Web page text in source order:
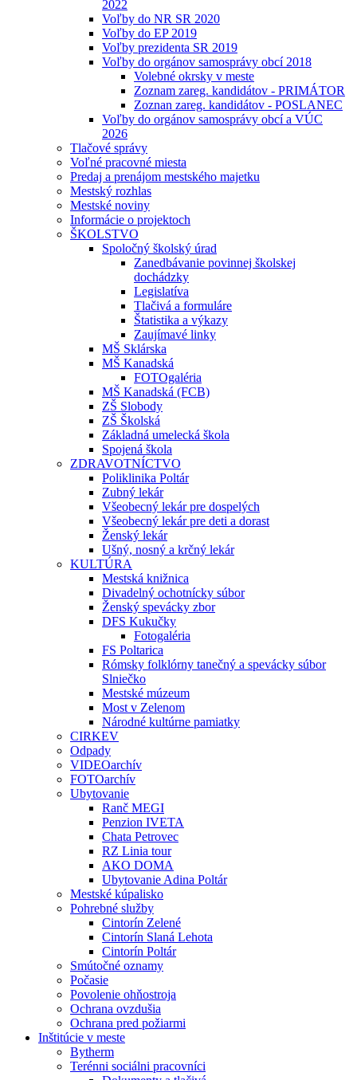
2022
Voľby do NR SR 2020
Voľby do EP 2019
Voľby prezidenta SR 2019
Voľby do orgánov samosprávy obcí 2018
Volebné okrsky v meste
Zoznam zareg. kandidátov - PRIMÁTOR
Zoznan zareg. kandidátov - POSLANEC
Voľby do orgánov samosprávy obcí a VÚC
2026
Tlačové správy
Voľné pracovné miesta
Predaj a prenájom mestského majetku
Mestský rozhlas
Mestské noviny
Informácie o projektoch
ŠKOLSTVO
Spoločný školský úrad
Zanedbávanie povinnej školskej
dochádzky
Legislatíva
Tlačivá a formuláre
Štatistika a výkazy
Zaujímavé linky
MŠ Sklárska
MŠ Kanadská
FOTOgaléria
MŠ Kanadská (FCB)
ZŠ Slobody
ZŠ Školská
Základná umelecká škola
Spojená škola
ZDRAVOTNÍCTVO
Poliklinika Poltár
Zubný lekár
Všeobecný lekár pre dospelých
Všeobecný lekár pre deti a dorast
Ženský lekár
Ušný, nosný a krčný lekár
KULTÚRA
Mestská knižnica
Divadelný ochotnícky súbor
Ženský spevácky zbor
DFS Kukučky
Fotogaléria
FS Poltarica
Rómsky folklórny tanečný a spevácky súbor
Slniečko
Mestské múzeum
Most v Zelenom
Národné kultúrne pamiatky
CIRKEV
Odpady
VIDEOarchív
FOTOarchív
Ubytovanie
Ranč MEGI
Penzion IVETA
Chata Petrovec
RZ Linia tour
AKO DOMA
Ubytovanie Adina Poltár
Mestské kúpalisko
Pohrebné služby
Cintorín Zelené
Cintorín Slaná Lehota
Cintorín Poltár
Smútočné oznamy
Počasie
Povolenie ohňostroja
Ochrana ovzdušia
Ochrana pred požiarmi
Inštitúcie v meste
Bytherm
Terénni sociálni pracovníci